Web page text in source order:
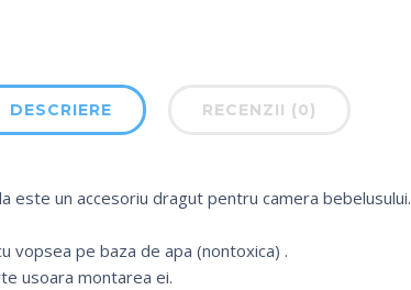
DESCRIERE RECENZII (0)
un accesoriu dragut pentru camera bebelusului.
vopsea pe baza de apa (nontoxica) .
usoara montarea ei.